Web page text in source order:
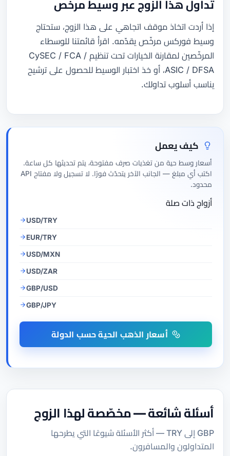
تداول هذا الزوج عبر وسيط مرخّص
إذا أردت اتخاذ موقف اتجاهي على هذا الزوج، ستحتاج
وسيط فوركس مرخّص يقدّمه. اقرأ قائمتنا للوسطاء
المرخّصين لمقارنة الخيارات تحت تنظيم CySEC / FCA /
ASIC / DFSA، أو خذ اختبار الوسيط للحصول على ترشيح
يناسب أسلوب تداولك.
كيف يعمل
أسعار وسط حية من تغذيات صرف مفتوحة، يتم تحديثها كل ساعة.
اكتب أي مبلغ — الجانب الآخر يتحدّث فورًا. لا تسجيل ولا مفتاح API
محدود.
أزواج ذات صلة
USD/TRY
EUR/TRY
USD/MXN
USD/ZAR
GBP/USD
GBP/JPY
أسعار الذهب الحية حسب الدولة
أسئلة شائعة — مخصّصة لهذا الزوج
GBP إلى TRY — أكثر الأسئلة شيوعًا التي يطرحها
المتداولون والمسافرون.